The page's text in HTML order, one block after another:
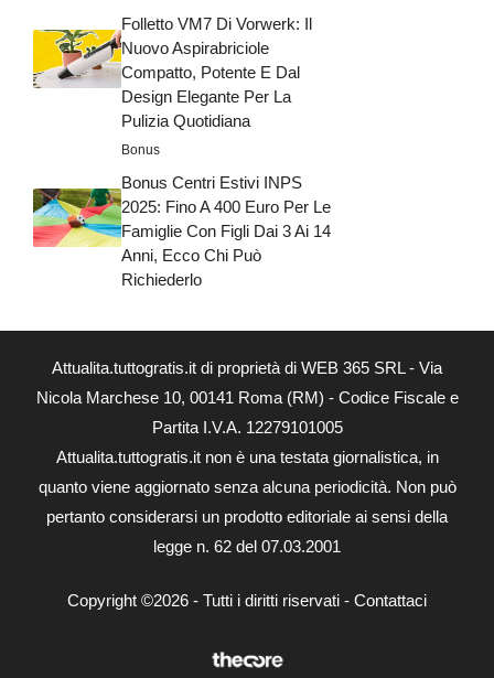
Folletto VM7 Di Vorwerk: Il
Nuovo Aspirabriciole
Compatto, Potente E Dal
Design Elegante Per La
Pulizia Quotidiana
Bonus
Bonus Centri Estivi INPS
2025: Fino A 400 Euro Per Le
Famiglie Con Figli Dai 3 Ai 14
Anni, Ecco Chi Può
Richiederlo
Attualita.tuttogratis.it di proprietà di WEB 365 SRL - Via
Nicola Marchese 10, 00141 Roma (RM) - Codice Fiscale e
Partita I.V.A. 12279101005
Attualita.tuttogratis.it non è una testata giornalistica, in
quanto viene aggiornato senza alcuna periodicità. Non può
pertanto considerarsi un prodotto editoriale ai sensi della
legge n. 62 del 07.03.2001
Copyright ©2026 - Tutti i diritti riservati - Contattaci